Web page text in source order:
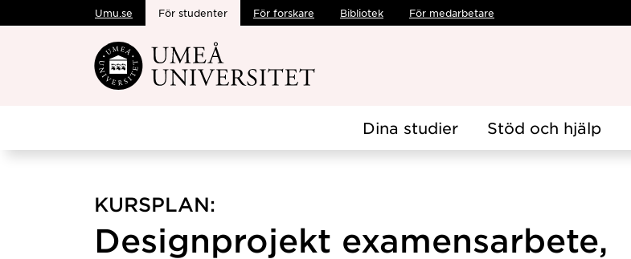
Hoppa direkt till innehållet
Umu.se För studenter För forskare Bibliotek För medarbetare
Dina studier Stöd och hjälp
KURSPLAN:
Designprojekt examensarbete,